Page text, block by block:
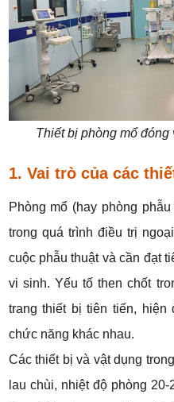
Thiết bị phòng mổ đóng
1. Vai trò của các
Phòng mổ (hay phòng
trong quá trình điều trị
cuộc phẫu thuật và cần đạt
vi sinh. Yếu tố then chốt
trang thiết bị tiên tiến,
chức năng khác nhau.
Các thiết bị và vật dụng
lau chùi, nhiệt độ phòng